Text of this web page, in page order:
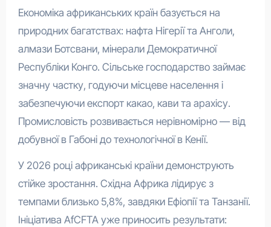
Економіка африканських країн базується на
природних багатствах: нафта Нігерії та Анголи,
алмази Ботсвани, мінерали Демократичної
Республіки Конго. Сільське господарство займає
значну частку, годуючи місцеве населення і
забезпечуючи експорт какао, кави та арахісу.
Промисловість розвивається нерівномірно — від
добувної в Габоні до технологічної в Кенії.
У 2026 році африканські країни демонструють
стійке зростання. Східна Африка лідирує з
темпами близько 5,8%, завдяки Ефіопії та Танзанії.
Ініціатива AfCFTA уже приносить результати: